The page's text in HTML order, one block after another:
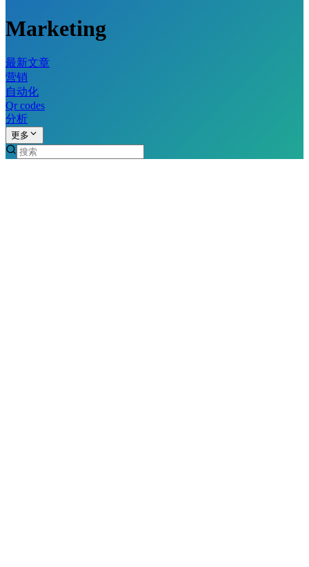
Marketing
最新文章
营销
自动化
Qr codes
分析
更多